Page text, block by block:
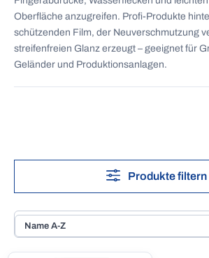
Oberfläche anzugreifen. Profi-Produkte
schützenden Film, der Neuverschmutzung
streifenfreien Glanz erzeugt – geeignet für
Geländer und Produktionsanlagen.
Produkte filtern